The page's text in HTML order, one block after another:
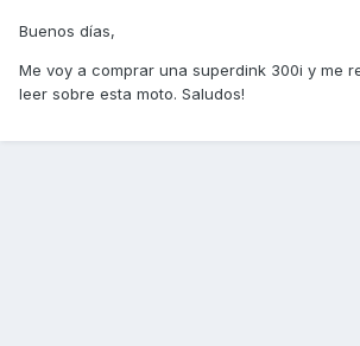
Buenos días,
Me voy a comprar una superdink 300i y me
leer sobre esta moto. Saludos!